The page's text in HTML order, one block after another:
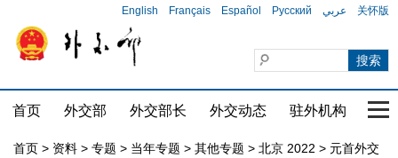
English Français Español Русский عربي 关怀版
首页 外交部 外交部长 外交动态 驻外机构 国
首页 > 资料 > 专题 > 当年专题 > 其他专题 > 北京 2022 > 元首外交